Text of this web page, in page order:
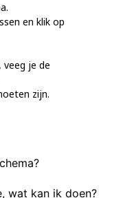
en klik op
je de
zijn.
wat kan ik doen?